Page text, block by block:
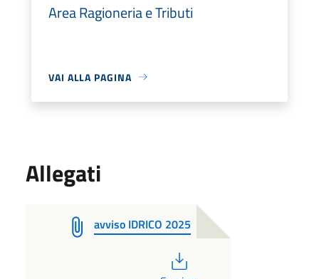
Area Ragioneria e Tributi
VAI ALLA PAGINA
Allegati
avviso IDRICO 2025